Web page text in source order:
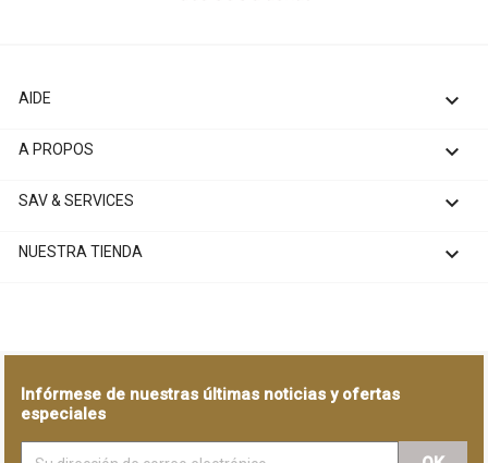
AIDE 
A PROPOS 
SAV & SERVICES 
NUESTRA TIENDA 
Infórmese de nuestras últimas noticias y ofertas
especiales